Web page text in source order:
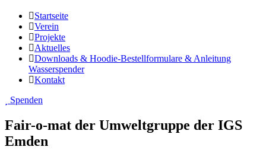
Startseite
Verein
Projekte
Aktuelles
Downloads & Hoodie-Bestellformulare & Anleitung
Wasserspender
Kontakt
Spenden
Fair-o-mat der Umweltgruppe der IGS
Emden